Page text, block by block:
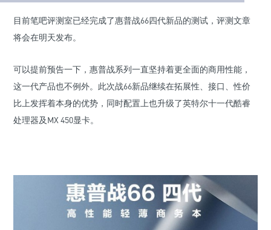
目前笔吧评测室已经完成了惠普战66四代新品的测试，评测文章
将会在明天发布。
可以提前预告一下，惠普战系列一直坚持着更全面的商用性能，
这一代产品也不例外。此次战66新品继续在拓展性、接口、性价
比上发挥着本身的优势，同时配置上也升级了英特尔十一代酷睿
处理器及MX 450显卡。